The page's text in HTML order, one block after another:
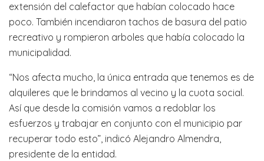
extensión del calefactor que habían colocado hace
poco. También incendiaron tachos de basura del patio
recreativo y rompieron arboles que había colocado la
municipalidad.
“Nos afecta mucho, la única entrada que tenemos es de
alquileres que le brindamos al vecino y la cuota social.
Así que desde la comisión vamos a redoblar los
esfuerzos y trabajar en conjunto con el municipio par
recuperar todo esto”, indicó Alejandro Almendra,
presidente de la entidad.